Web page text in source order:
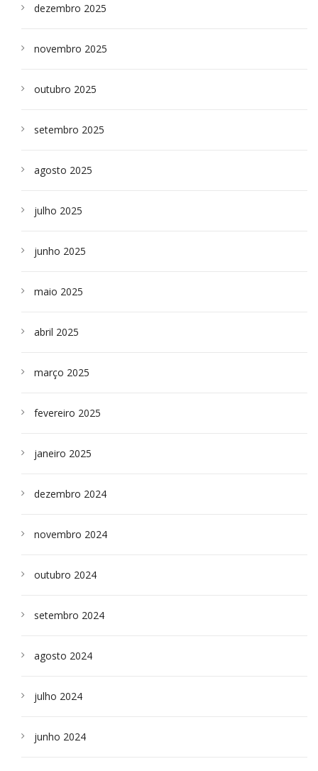
dezembro 2025
novembro 2025
outubro 2025
setembro 2025
agosto 2025
julho 2025
junho 2025
maio 2025
abril 2025
março 2025
fevereiro 2025
janeiro 2025
dezembro 2024
novembro 2024
outubro 2024
setembro 2024
agosto 2024
julho 2024
junho 2024